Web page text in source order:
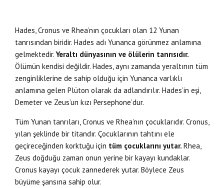
Hades, Cronus ve Rhea’nın çocukları olan 12 Yunan
tanrısından biridir. Hades adı Yunanca görünmez anlamına
gelmektedir.Yeraltı dünyasının ve ölülerin tanrısıdır.
Ölümün kendisi değildir. Hades, aynı zamanda yeraltının tüm
zenginliklerine de sahip olduğu için Yunanca varlıklı
anlamına gelen Plüton olarak da adlandırılır. Hades’in eşi,
Demeter ve Zeus’un kızı Persephone’dur.
Tüm Yunan tanrıları, Cronus ve Rhea’nın çocuklarıdır. Cronus,
yılan şeklinde bir titandır. Çocuklarının tahtını ele
geçireceğinden korktuğu için tüm çocuklarını yutar. Rhea,
Zeus doğduğu zaman onun yerine bir kayayı kundaklar.
Cronus kayayı çocuk zannederek yutar. Böylece Zeus
büyüme şansına sahip olur.